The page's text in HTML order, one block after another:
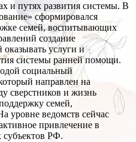
и путях развития системы. В
сформировался
семей, воспитывающих
создание
услуги и
системы ранней помощи.
социальный
направлен на
сверстников и жизнь
семей,
уровне ведомств сейчас
привлечение в
субъектов РФ.